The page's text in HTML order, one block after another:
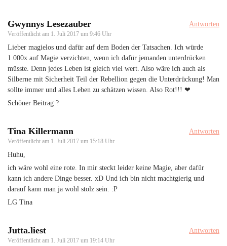
Gwynnys Lesezauber
Veröffentlicht am 1. Juli 2017 um 9:46 Uhr
Antworten
Lieber magielos und dafür auf dem Boden der Tatsachen. Ich würde
1.000x auf Magie verzichten, wenn ich dafür jemanden unterdrücken
müsste. Denn jedes Leben ist gleich viel wert. Also wäre ich auch als
Silberne mit Sicherheit Teil der Rebellion gegen die Unterdrückung! Man
sollte immer und alles Leben zu schätzen wissen. Also Rot!!! ❤
Schöner Beitrag ?
Tina Killermann
Veröffentlicht am 1. Juli 2017 um 15:18 Uhr
Antworten
Huhu,
ich wäre wohl eine rote. In mir steckt leider keine Magie, aber dafür
kann ich andere Dinge besser. xD Und ich bin nicht machtgierig und
darauf kann man ja wohl stolz sein. :P
LG Tina
Jutta.liest
Veröffentlicht am 1. Juli 2017 um 19:14 Uhr
Antworten